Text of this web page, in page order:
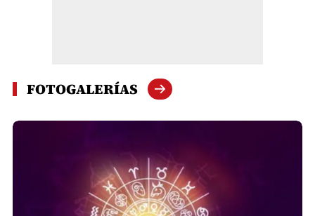
FOTOGALERÍAS